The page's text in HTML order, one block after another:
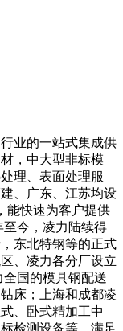
业的一站式集成供
，中大型非标模
理、表面处理服
、广东、江苏均设
能快速为客户提供
至今，凌力陆续得
东北特钢等的正式
、凌力各分厂设立
国的模具钢配送
床；上海和成都凌
、卧式精加工中
检测设备等，满足